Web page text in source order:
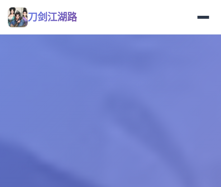
刀剑江湖路